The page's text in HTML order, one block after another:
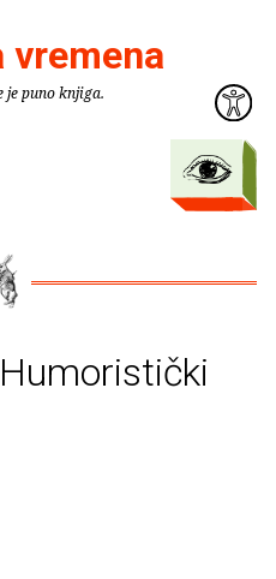
vremena
je puno knjiga.